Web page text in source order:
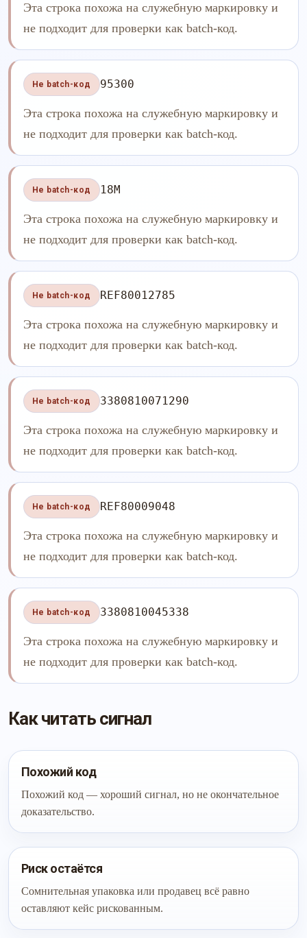
Эта строка похожа на служебную маркировку и
не подходит для проверки как batch-код.
Не batch-код 95300
Эта строка похожа на служебную маркировку и
не подходит для проверки как batch-код.
Не batch-код 18M
Эта строка похожа на служебную маркировку и
не подходит для проверки как batch-код.
Не batch-код REF80012785
Эта строка похожа на служебную маркировку и
не подходит для проверки как batch-код.
Не batch-код 3380810071290
Эта строка похожа на служебную маркировку и
не подходит для проверки как batch-код.
Не batch-код REF80009048
Эта строка похожа на служебную маркировку и
не подходит для проверки как batch-код.
Не batch-код 3380810045338
Эта строка похожа на служебную маркировку и
не подходит для проверки как batch-код.
Как читать сигнал
Похожий код
Похожий код — хороший сигнал, но не окончательное
доказательство.
Риск остаётся
Сомнительная упаковка или продавец всё равно
оставляют кейс рискованным.